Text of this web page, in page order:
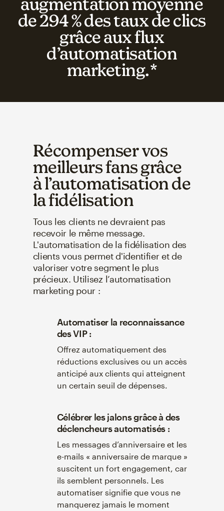
augmentation moyenne
de 294 % des taux de clics
grâce aux flux
d’automatisation
marketing.*
Récompenser vos
meilleurs fans grâce
à l’automatisation de
la fidélisation
Tous les clients ne devraient pas
recevoir le même message.
L'automatisation de la fidélisation des
clients vous permet d'identifier et de
valoriser votre segment le plus
précieux. Utilisez l’automatisation
marketing pour :
Automatiser la reconnaissance
des VIP :
Offrez automatiquement des
réductions exclusives ou un accès
anticipé aux clients qui atteignent
un certain seuil de dépenses.
Célébrer les jalons grâce à des
déclencheurs automatisés :
Les messages d’anniversaire et les
e-mails « anniversaire de marque »
suscitent un fort engagement, car
ils semblent personnels. Les
automatiser signifie que vous ne
manquerez jamais le moment